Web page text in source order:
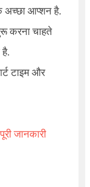
अच्छा आप्शन है.
करना चाहते
टाइम और
जानकारी